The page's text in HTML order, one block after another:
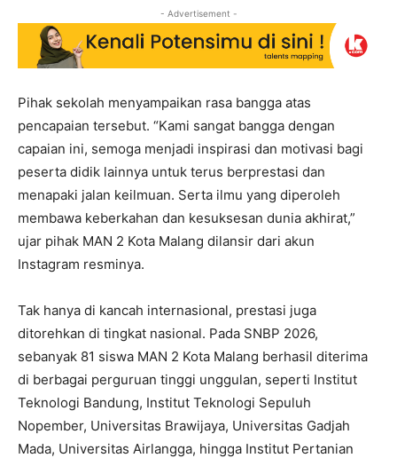
- Advertisement -
Pihak sekolah menyampaikan rasa bangga atas
pencapaian tersebut. “Kami sangat bangga dengan
capaian ini, semoga menjadi inspirasi dan motivasi bagi
peserta didik lainnya untuk terus berprestasi dan
menapaki jalan keilmuan. Serta ilmu yang diperoleh
membawa keberkahan dan kesuksesan dunia akhirat,”
ujar pihak MAN 2 Kota Malang dilansir dari akun
Instagram resminya.
Tak hanya di kancah internasional, prestasi juga
ditorehkan di tingkat nasional. Pada SNBP 2026,
sebanyak 81 siswa MAN 2 Kota Malang berhasil diterima
di berbagai perguruan tinggi unggulan, seperti Institut
Teknologi Bandung, Institut Teknologi Sepuluh
Nopember, Universitas Brawijaya, Universitas Gadjah
Mada, Universitas Airlangga, hingga Institut Pertanian